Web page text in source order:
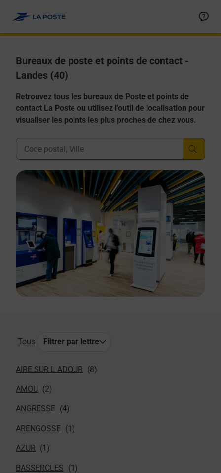
Bureaux de poste et points de contact -
Landes (40)
Retrouvez tous les bureaux de Poste et points de
contact La Poste ou utilisez l'outil de localisation pour
visualiser les points les plus proches de chez vous.
Ville, Département, Code Postal
Tous Filtrer par lettre
AIRE SUR L ADOUR
AMOU
ANGRESSE
ARENGOSSE
AZUR
BASSERCLES